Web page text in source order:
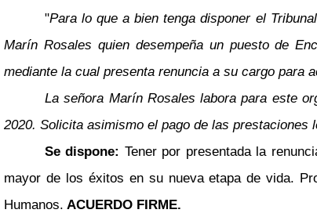
"Para lo que a bien tenga disponer el
Marín Rosales quien desempeña un puesto de
mediante la cual presenta renuncia a su cargo para
La señora Marín Rosales labora para este
2020. Solicita asimismo el pago de las prestaciones
Se dispone: Tener por presentada la
mayor de los éxitos en su nueva etapa de vida.
Humanos. ACUERDO FIRME.